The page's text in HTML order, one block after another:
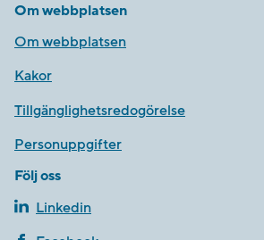
Om webbplatsen
Om webbplatsen
Kakor
Tillgänglighetsredogörelse
Personuppgifter
Följ oss
Linkedin